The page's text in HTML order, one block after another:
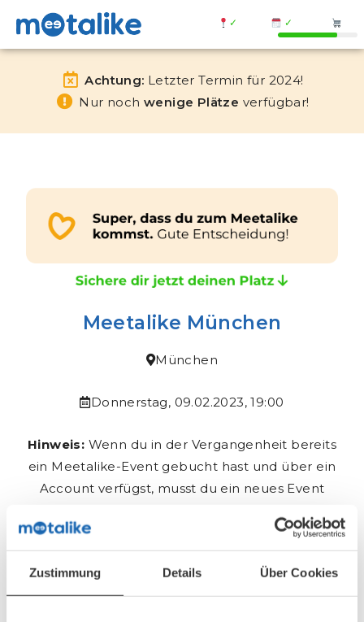
Zustimmung Details Über Cookies
✓ ✓
Achtung: Letzter Termin für 2024!
Nur noch wenige Plätze verfügbar!
Meetalike München
München
Donnerstag, 09.02.2023, 19:00
Hinweis: Wenn du in der Vergangenheit bereits
ein Meetalike-Event gebucht hast und über ein
Account verfügst, musst du ein neues Event
Anmeldeschluss: 07.02.2023 um 20:00
Buchungsformular